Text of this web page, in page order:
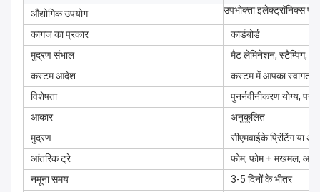
औद्योगिक उपयोग
उपभोक्ता इलेक्ट्रॉनिक्स
कागज का प्रकार
कार्डबोर्ड
मुद्रण संभाल
मैट लेमिनेशन, स्टैम्पिंग,
कस्टम आदेश
कस्टम में आपका स्वागत है
विशेषता
पुनर्नवीनीकरण योग्य,
आकार
अनुकूलित
मुद्रण
सीएमवाईके प्रिंटिंग या
आंतरिक ट्रे
फोम, फोम + मखमल,
नमूना समय
3-5 दिनों के भीतर